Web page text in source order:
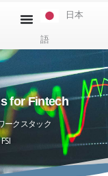
日本
語
for Fintech
ークスタック